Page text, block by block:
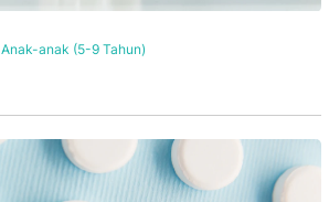
Anak-anak (5-9 Tahun)